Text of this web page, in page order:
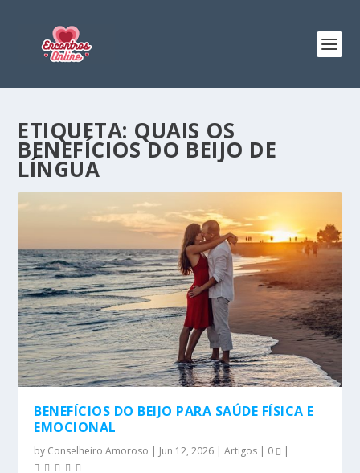
ETIQUETA: QUAIS OS
BENEFÍCIOS DO BEIJO DE
LÍNGUA
BENEFÍCIOS DO BEIJO PARA SAÚDE FÍSICA E
EMOCIONAL
by Conselheiro Amoroso | Jun 12, 2026 |Artigos | 0 |